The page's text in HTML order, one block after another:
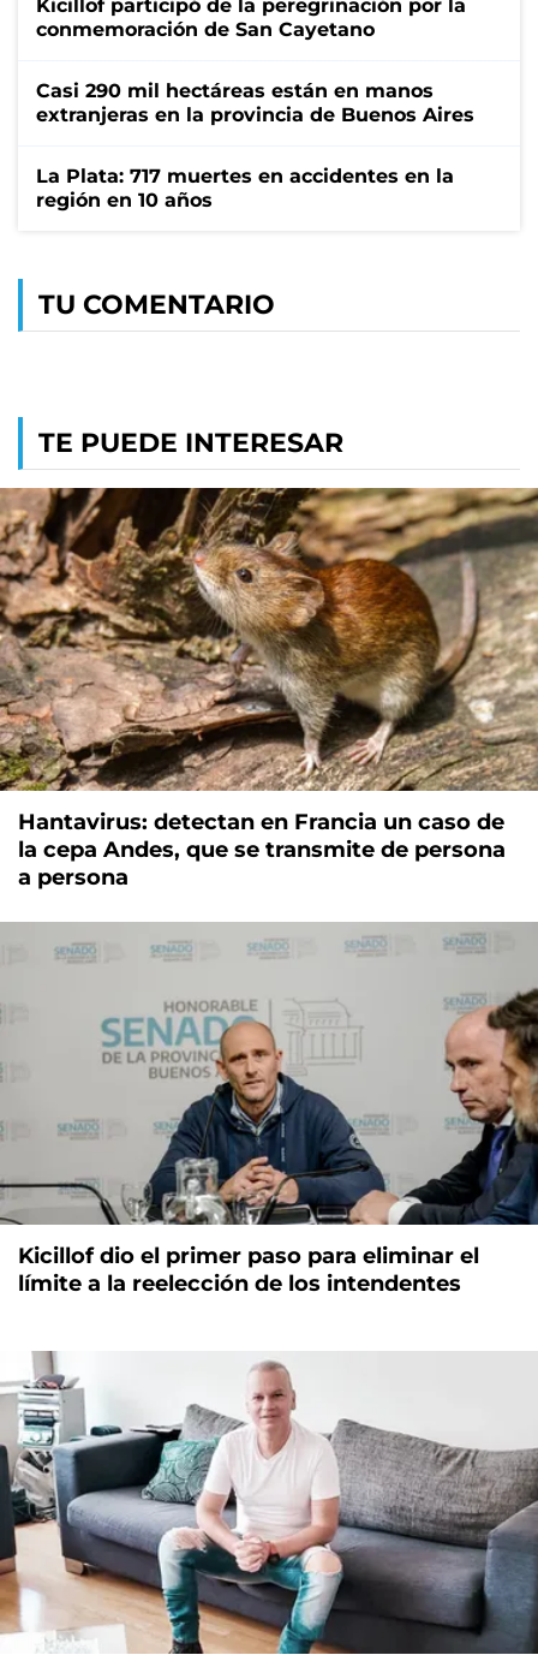
Kicillof participó de la peregrinación por la
conmemoración de San Cayetano
Casi 290 mil hectáreas están en manos
extranjeras en la provincia de Buenos Aires
La Plata: 717 muertes en accidentes en la
región en 10 años
TU COMENTARIO
TE PUEDE INTERESAR
Hantavirus: detectan en Francia un caso de
la cepa Andes, que se transmite de persona
a persona
Kicillof dio el primer paso para eliminar el
límite a la reelección de los intendentes